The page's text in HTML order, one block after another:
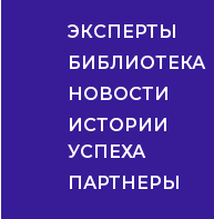
ЭКСПЕРТЫ
БИБЛИОТЕКА
НОВОСТИ
ИСТОРИИ
УСПЕХА
ПАРТНЕРЫ